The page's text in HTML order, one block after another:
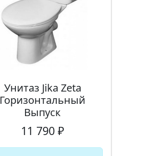
Унитаз Jika Zeta
Горизонтальный
Выпуск
11 790 ₽